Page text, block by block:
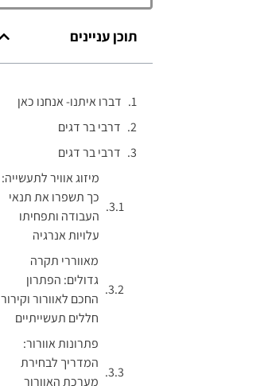
תוכן עניינים
דברו איתנו- אנחנו כאן
דרבי בר דגים
דרבי בר דגים
מיזוג אוויר לתעשייה:
כך תשפרו את תנאי
העבודה ותפחיתו
עלויות אנרגיה
מאווררי תקרה
גדולים: הפתרון
החכם לאוורור וקירור
חללים תעשייתיים
פתרונות אוורור:
המדריך לבחירת
מערכת האוורור